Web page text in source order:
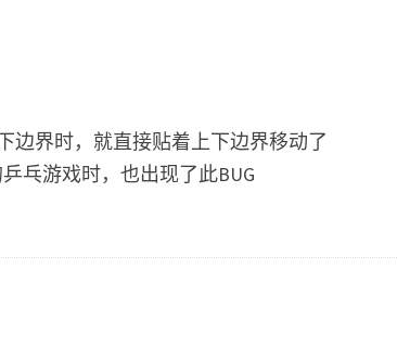
边界时，就直接贴着上下边界移动了
乓游戏时，也出现了此BUG